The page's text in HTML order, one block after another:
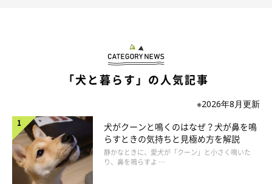
よる症状と大きく変わるわけではなく、目の充血やアレルギー性
皮膚炎が主な症状です。皮膚のかゆみを伴う足先の皮膚炎や外耳
炎などがよく見られます。
「犬と暮らす」の人気記事
※2026年8月更新
犬がクーンと鳴くのはなぜ？犬が鼻を鳴
らすときの気持ちと見極め方を解説
静かなときに、愛犬が「クーン」と小さく鳴いた
り、鼻を鳴らすよ …